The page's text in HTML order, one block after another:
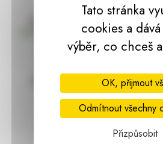
Doprava zdarma
nad 2000 Kč bez DPH
97% hodnocení
spokojenosti
Tato stránka
cookies a
výběr, co chceš
OK, přijmout
Odmítnout všechny
Přizpůsobit